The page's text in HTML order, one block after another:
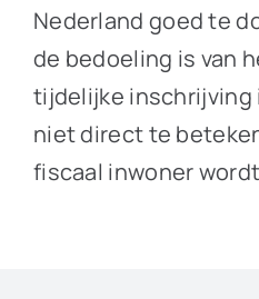
Nederland goed te
de bedoeling is van
tijdelijke inschrijving
niet direct te
fiscaal inwoner